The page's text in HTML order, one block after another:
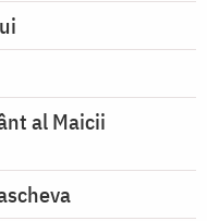
al Maicii